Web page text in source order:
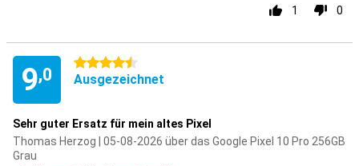
1 0
9,0
4.5 Sterne
Ausgezeichnet
Sehr guter Ersatz für mein altes Pixel
Thomas Herzog | 05-08-2026 über das Google Pixel 10 Pro 256GB
Grau